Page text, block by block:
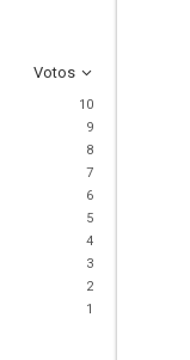
Votos
10
9
8
7
6
5
4
3
2
1